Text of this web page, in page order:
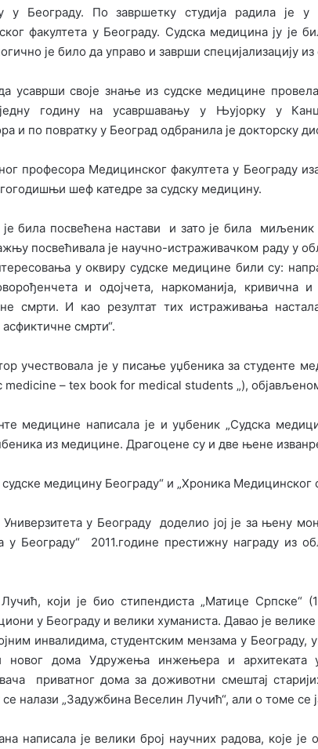
у Београду. По завршетку студија радила је
факултета у Београду. Судска медицина ју је
је било да управо и заврши специјализацију
усаврши своје знање из судске медицине
годину на усавршавању у Њујорку у
и по повратку у Београд одбранила је докторску
професора Медицинског факултета у Београду
шеф катедре за судску медицину.
је била посвећена настави и зато је била миљеник
посвећивала је научно-истраживачком раду у
у оквиру судске медицине били су:
и одојчета, наркоманија, кривична
смрти. И као резултат тих истраживања
смрти“.
учествовала је у писање уџбеника за студенте
medicine – tex book for medical students „),
медицине написала је и уџбеник „Судска
из медицине. Драгоцене су и две њене
медицину Београду“ и „Хроника Медицинског
Универзитета у Београду доделио јој је за њену
у Београду“ 2011.године престижну награду из
који је био стипендиста „Матице Српске“
у Београду и велики хуманиста. Давао је
инвалидима, студентским мензама у Београду,
новог дома Удружења инжењера и
приватног дома за доживотни смештај
налази „Задужбина Веселин Лучић“, али о томе се
написала је велики број научних радова, које